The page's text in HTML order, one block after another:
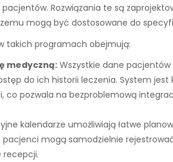
Rozwiązania te są
mogą być dostosowane do
takich programach obejmują:
medyczną: Wszystkie dane
do ich historii leczenia. System
co pozwala na bezproblemową
kalendarze umożliwiają łatwe
mogą samodzielnie
recepcji.